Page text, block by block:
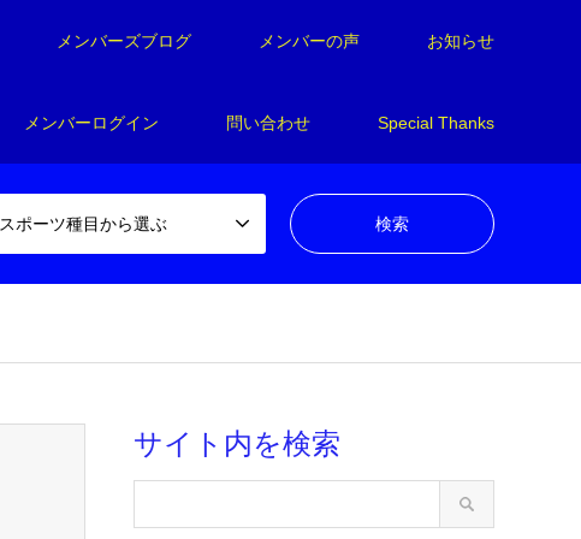
メンバーズブログ メンバーの声 お知らせ
メンバーログイン 問い合わせ Special Thanks
スポーツ種目から選ぶ
サイト内を検索